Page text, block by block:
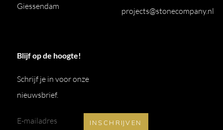
Giessendam
projects@stonecompany.nl
Blijf op de hoogte!
Schrijf je in voor onze
nieuwsbrief.